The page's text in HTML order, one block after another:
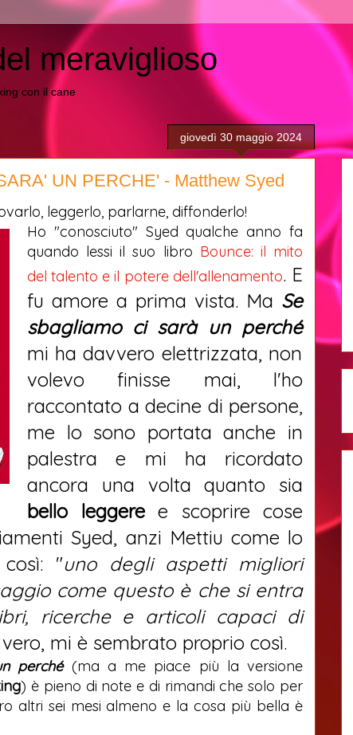
meraviglioso
con il cane
giovedì 30 maggio 2024
UN PERCHE' - Matthew Syed
leggerlo, parlarne, diffonderlo!
Ho "conosciuto" Syed qualche anno fa
quando lessi il suo libro Bounce: il mito
del talento e il potere dell'allenamento. E
fu amore a prima vista. Ma Se
sbagliamo ci sarà un perché
mi ha davvero elettrizzata, non
volevo finisse mai, l'ho
raccontato a decine di persone,
me lo sono portata anche in
palestra e mi ha ricordato
ancora una volta quanto sia
bello leggeree scoprire cose
Syed, anzi Mettiu come lo
"uno degli aspetti migliori
come questo è che si entra
ricerche e articoli capaci di
vero, mi è sembrato proprio così.
perché(ma a me piace più la versione
) è pieno di note e di rimandi che solo per
altri sei mesi almeno e la cosa più bella è